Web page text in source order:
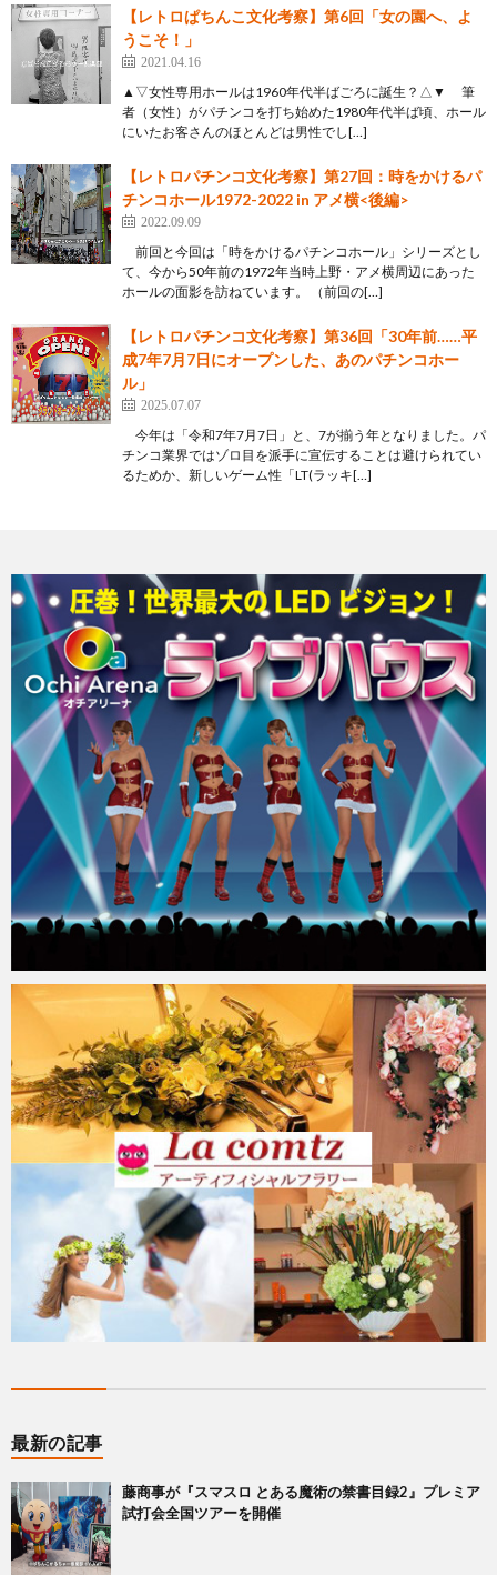
【レトロぱちんこ文化考察】第6回「女の園へ、よ
うこそ！」
2021.04.16
▲▽女性専用ホールは1960年代半ばごろに誕生？△▼ 筆
者（女性）がパチンコを打ち始めた1980年代半ば頃、ホール
にいたお客さんのほとんどは男性でし[…]
【レトロパチンコ文化考察】第27回：時をかけるパ
チンコホール1972-2022 in アメ横<後編>
2022.09.09
前回と今回は「時をかけるパチンコホール」シリーズとし
て、今から50年前の1972年当時上野・アメ横周辺にあった
ホールの面影を訪ねています。 （前回の[…]
【レトロパチンコ文化考察】第36回「30年前……平
成7年7月7日にオープンした、あのパチンコホー
ル」
2025.07.07
今年は「令和7年7月7日」と、7が揃う年となりました。パ
チンコ業界ではゾロ目を派手に宣伝することは避けられてい
るためか、新しいゲーム性「LT(ラッキ[…]
最新の記事
藤商事が『スマスロ とある魔術の禁書目録2』プレミア
試打会全国ツアーを開催